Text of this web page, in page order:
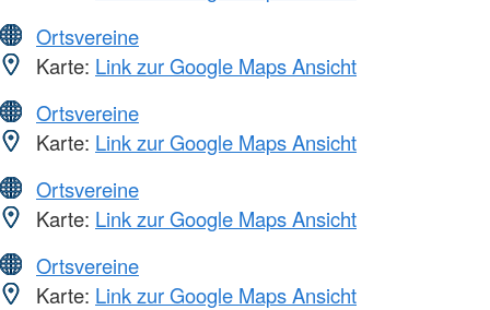
Ortsvereine
Karte: Link zur Google Maps Ansicht
Ortsvereine
Karte: Link zur Google Maps Ansicht
Ortsvereine
Karte: Link zur Google Maps Ansicht
Ortsvereine
Karte: Link zur Google Maps Ansicht